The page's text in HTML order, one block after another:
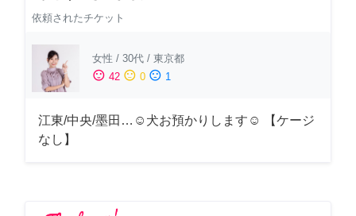
依頼されたチケット
女性 / 30代 / 東京都
sentiment_satisfied 42 sentiment_neutral 0 sentiment_dissatisfied 1
江東/中央/墨田…☺︎犬お預かりします☺︎ 【ケージ
なし】